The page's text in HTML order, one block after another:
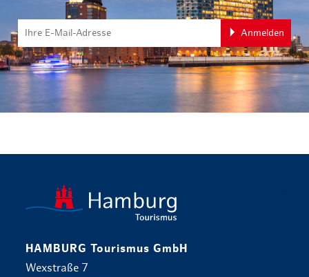
Anmelden
HAMBURG Tourismus GmbH
Wexstraße 7